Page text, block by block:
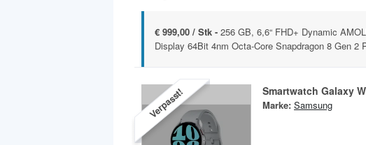
€ 999,00 / Stk - 256 GB, 6,6“ FHD+ Dynamic
Display 64Bit 4nm Octa-Core Snapdragon 8 Gen 2
Verpasst! Smartwatch Galaxy
Marke: Samsung